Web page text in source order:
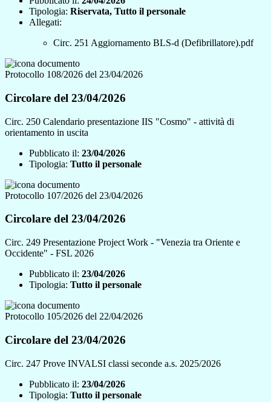
Tipologia: Riservata, Tutto il personale
Allegati:
Circ. 251 Aggiornamento BLS-d (Defibrillatore).pdf
Protocollo 108/2026 del 23/04/2026
Circolare del 23/04/2026
Circ. 250 Calendario presentazione IIS "Cosmo" - attività di
orientamento in uscita
Pubblicato il: 23/04/2026
Tipologia: Tutto il personale
Protocollo 107/2026 del 23/04/2026
Circolare del 23/04/2026
Circ. 249 Presentazione Project Work - "Venezia tra Oriente e
Occidente" - FSL 2026
Pubblicato il: 23/04/2026
Tipologia: Tutto il personale
Protocollo 105/2026 del 22/04/2026
Circolare del 23/04/2026
Circ. 247 Prove INVALSI classi seconde a.s. 2025/2026
Pubblicato il: 23/04/2026
Tipologia: Tutto il personale